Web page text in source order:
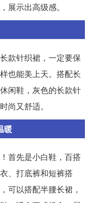
展示出高级感。
款针织裙，一定要保
也能美上天。搭配长
闲鞋，灰色的长款针
尚又舒适。
暖
首先是小白鞋，百搭
、打底裤和短裤搭
可以搭配半腰长裙，